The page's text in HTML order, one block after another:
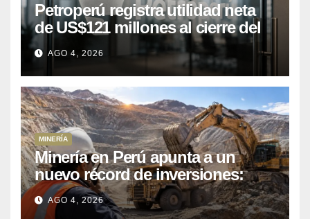
Petroperú registra utilidad neta
de US$121 millones al cierre del
primer semestre 2026
AGO 4, 2026
MINERÍA
Minería en Perú apunta a un
nuevo récord de inversiones:
crecen los petitorios y el FMI
insta a destrabar proyectos
AGO 4, 2026